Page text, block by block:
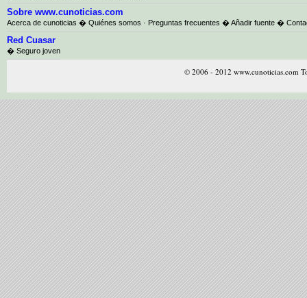
Sobre www.cunoticias.com
Acerca de cunoticias � Quiénes somos · Preguntas frecuentes �Añadir fuente �
Red Cuasar
� Seguro joven
© 2006 - 2012 www.cunoticias.com